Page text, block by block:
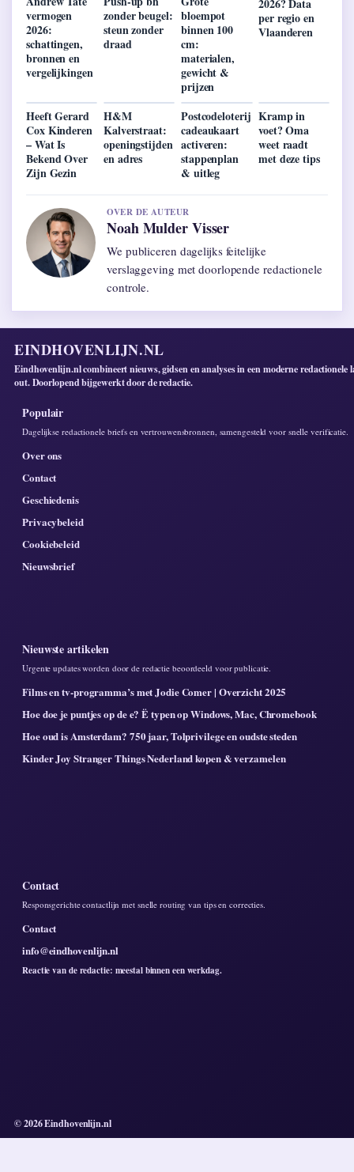
vermogen
2026:
schattingen,
bronnen en
vergelijkingen
zonder beugel:
steun zonder
draad
bloempot
binnen 100
cm:
materialen,
gewicht &
prijzen
2026? Data
per regio en
Vlaanderen
Heeft Gerard
Cox Kinderen
– Wat Is
Bekend Over
Zijn Gezin
H&M
Kalverstraat:
openingstijden
en adres
Postcodeloterij
cadeaukaart
activeren:
stappenplan
& uitleg
Kramp in
voet? Oma
weet raadt
met deze tips
OVER DE AUTEUR
Noah Mulder Visser
We publiceren dagelijks feitelijke
verslaggeving met doorlopende redactionele
controle.
EINDHOVENLIJN.NL
Eindhovenlijn.nl combineert nieuws, gidsen en analyses in een moderne redactionele
out. Doorlopend bijgewerkt door de redactie.
Populair
Dagelijkse redactionele briefs en vertrouwensbronnen, samengesteld voor snelle verificatie.
Over ons
Contact
Geschiedenis
Privacybeleid
Cookiebeleid
Nieuwsbrief
Nieuwste artikelen
Urgente updates worden door de redactie beoordeeld voor publicatie.
Films en tv-programma’s met Jodie Comer | Overzicht 2025
Hoe doe je puntjes op de e? Ë typen op Windows, Mac, Chromebook
Hoe oud is Amsterdam? 750 jaar, Tolprivilege en oudste steden
Kinder Joy Stranger Things Nederland kopen & verzamelen
Contact
Responsgerichte contactlijn met snelle routing van tips en correcties.
Contact
info@eindhovenlijn.nl
Reactie van de redactie: meestal binnen een werkdag.
© 2026 Eindhovenlijn.nl